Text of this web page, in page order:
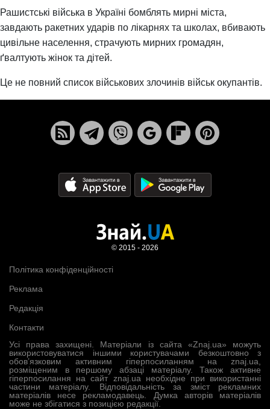
Рашистські війська в Україні бомблять мирні міста,
завдають ракетних ударів по лікарнях та школах, вбивають
цивільне населення, страчують мирних громадян,
ґвалтують жінок та дітей.
Це не повний список військових злочинів військ окупантів.
Усі права захищені. Матеріали із сайта «Znaj.ua» можуть
використовуватися іншими користувачами безкоштовно з
обов’язковим активним гіперпосиланням на znaj.ua,
розміщеним в першому абзаці матеріалу. Також активне
гіперпосилання на сайт znaj.ua необхідне при використанні
частини матеріалу. Відповідальність за зміст рекламних
матеріалів несе рекламодавець. Думка авторів матеріалів
може не збігатися з позицією редакції.
Політика конфіденційності
Реклама
Редакція
Контакти
© 2015 - 2026